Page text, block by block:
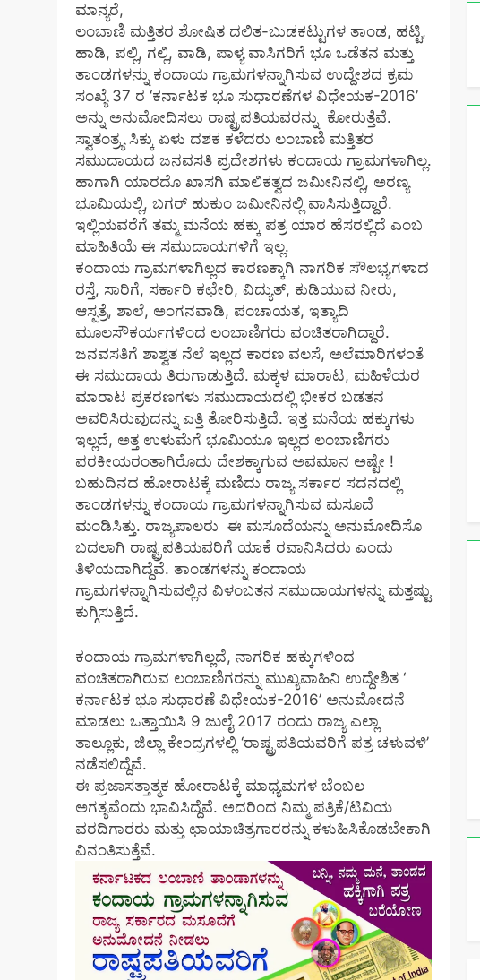
ಮಾನ್ಯರೆ,
ಲಂಬಾಣಿ ಮತ್ತಿತರ ಶೋಷಿತ ದಲಿತ-ಬುಡಕಟ್ಟುಗಳ ತಾಂಡ, ಹಟ್ಟಿ,
ಹಾಡಿ, ಪಲ್ಲಿ, ಗಲ್ಲಿ, ವಾಡಿ, ಪಾಳ್ಯ ವಾಸಿಗರಿಗೆ ಭೂ ಒಡೆತನ ಮತ್ತು
ತಾಂಡಗಳನ್ನು ಕಂದಾಯ ಗ್ರಾಮಗಳನ್ನಾಗಿಸುವ ಉದ್ದೇಶದ ಕ್ರಮ
ಸಂಖ್ಯೆ 37 ರ ‘ಕರ್ನಾಟಕ ಭೂ ಸುಧಾರಣೆಗಳ ವಿಧೇಯಕ-2016’
ಅನ್ನು ಅನುಮೋದಿಸಲು ರಾಷ್ಟ್ರಪತಿಯವರನ್ನು ಕೋರುತ್ತೆವೆ.
ಸ್ವಾತಂತ್ರ್ಯ ಸಿಕ್ಕು ಏಳು ದಶಕ ಕಳೆದರು ಲಂಬಾಣಿ ಮತ್ತಿತರ
ಸಮುದಾಯದ ಜನವಸತಿ ಪ್ರದೇಶಗಳು ಕಂದಾಯ ಗ್ರಾಮಗಳಾಗಿಲ್ಲ.
ಹಾಗಾಗಿ ಯಾರದೊ ಖಾಸಗಿ ಮಾಲಿಕತ್ವದ ಜಮೀನಿನಲ್ಲಿ, ಅರಣ್ಯ
ಭೂಮಿಯಲ್ಲಿ, ಬಗರ್ ಹುಕುಂ ಜಮೀನಿನಲ್ಲಿ ವಾಸಿಸುತ್ತಿದ್ದಾರೆ.
ಇಲ್ಲಿಯವರೆಗೆ ತಮ್ಮ ಮನೆಯ ಹಕ್ಕು ಪತ್ರ ಯಾರ ಹೆಸರಲ್ಲಿದೆ ಎಂಬ
ಮಾಹಿತಿಯೆ ಈ ಸಮುದಾಯಗಳಿಗೆ ಇಲ್ಲ.
ಕಂದಾಯ ಗ್ರಾಮಗಳಾಗಿಲ್ಲದ ಕಾರಣಕ್ಕಾಗಿ ನಾಗರಿಕ ಸೌಲಭ್ಯಗಳಾದ
ರಸ್ತೆ, ಸಾರಿಗೆ, ಸರ್ಕಾರಿ ಕಛೇರಿ, ವಿದ್ಯುತ್, ಕುಡಿಯುವ ನೀರು,
ಆಸ್ಪತ್ರೆ, ಶಾಲೆ, ಅಂಗನವಾಡಿ, ಪಂಚಾಯತ, ಇತ್ಯಾದಿ
ಮೂಲಸೌಕರ್ಯಗಳಿಂದ ಲಂಬಾಣಿಗರು ವಂಚಿತರಾಗಿದ್ದಾರೆ.
ಜನವಸತಿಗೆ ಶಾಶ್ವತ ನೆಲೆ ಇಲ್ಲದ ಕಾರಣ ವಲಸೆ, ಅಲೆಮಾರಿಗಳಂತೆ
ಈ ಸಮುದಾಯ ತಿರುಗಾಡುತ್ತಿದೆ. ಮಕ್ಕಳ ಮಾರಾಟ, ಮಹಿಳೆಯರ
ಮಾರಾಟ ಪ್ರಕರಣಗಳು ಸಮುದಾಯದಲ್ಲಿ ಭೀಕರ ಬಡತನ
ಅವರಿಸಿರುವುದನ್ನು ಎತ್ತಿ ತೋರಿಸುತ್ತಿದೆ. ಇತ್ತ ಮನೆಯ ಹಕ್ಕುಗಳು
ಇಲ್ಲದೆ, ಅತ್ತ ಉಳುಮೆಗೆ ಭೂಮಿಯೂ ಇಲ್ಲದ ಲಂಬಾಣಿಗರು
ಪರಕೀಯರಂತಾಗಿರೊದು ದೇಶಕ್ಕಾಗುವ ಅವಮಾನ ಅಷ್ಟೇ !
ಬಹುದಿನದ ಹೋರಾಟಕ್ಕೆ ಮಣಿದು ರಾಜ್ಯ ಸರ್ಕಾರ ಸದನದಲ್ಲಿ
ತಾಂಡಗಳನ್ನು ಕಂದಾಯ ಗ್ರಾಮಗಳನ್ನಾಗಿಸುವ ಮಸೂದೆ
ಮಂಡಿಸಿತ್ತು. ರಾಜ್ಯಪಾಲರು ಈ ಮಸೂದೆಯನ್ನು ಅನುಮೋದಿಸೊ
ಬದಲಾಗಿ ರಾಷ್ಟ್ರಪತಿಯವರಿಗೆ ಯಾಕೆ ರವಾನಿಸಿದರು ಎಂದು
ತಿಳಿಯದಾಗಿದ್ದೆವೆ. ತಾಂಡಗಳನ್ನು ಕಂದಾಯ
ಗ್ರಾಮಗಳನ್ನಾಗಿಸುವಲ್ಲಿನ ವಿಳಂಬತನ ಸಮುದಾಯಗಳನ್ನು ಮತ್ತಷ್ಟು
ಕುಗ್ಗಿಸುತ್ತಿದೆ.
ಕಂದಾಯ ಗ್ರಾಮಗಳಾಗಿಲ್ಲದೆ, ನಾಗರಿಕ ಹಕ್ಕುಗಳಿಂದ
ವಂಚಿತರಾಗಿರುವ ಲಂಬಾಣಿಗರನ್ನು ಮುಖ್ಯವಾಹಿನಿ ಉದ್ದೇಶಿತ ‘
ಕರ್ನಾಟಕ ಭೂ ಸುಧಾರಣೆ ವಿಧೇಯಕ-2016’ ಅನುಮೋದನೆ
ಮಾಡಲು ಒತ್ತಾಯಿಸಿ 9 ಜುಲೈ 2017 ರಂದು ರಾಜ್ಯ ಎಲ್ಲಾ
ತಾಲ್ಲೂಕು, ಜಿಲ್ಲಾ ಕೇಂದ್ರಗಳಲ್ಲಿ ‘ರಾಷ್ಟ್ರಪತಿಯವರಿಗೆ ಪತ್ರ ಚಳುವಳಿ’
ನಡೆಸಲಿದ್ದೆವೆ.
ಈ ಪ್ರಜಾಸತ್ತಾತ್ಮಕ ಹೋರಾಟಕ್ಕೆ ಮಾಧ್ಯಮಗಳ ಬೆಂಬಲ
ಅಗತ್ಯವೆಂದು ಭಾವಿಸಿದ್ದೆವೆ. ಅದರಿಂದ ನಿಮ್ಮ ಪತ್ರಿಕೆ/ಟಿವಿಯ
ವರದಿಗಾರರು ಮತ್ತು ಛಾಯಾಚಿತ್ರಗಾರರನ್ನು ಕಳುಹಿಸಿಕೊಡಬೇಕಾಗಿ
ವಿನಂತಿಸುತ್ತೆವೆ.